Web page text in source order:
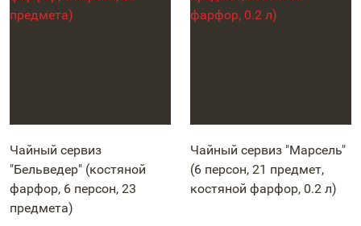
Чайный сервиз
"Бельведер" (костяной
фарфор, 6 персон, 23
предмета)
Чайный сервиз "Марсель"
(6 персон, 21 предмет,
костяной фарфор, 0.2 л)